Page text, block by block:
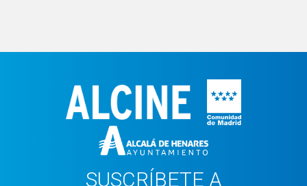
SUSCRÍBETE A